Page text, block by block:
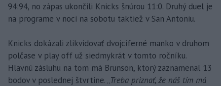
94:94, no zápas ukončili Knicks šnúrou 11:0. Druhý duel je
na programe v noci na sobotu taktiež v San Antoniu.
Knicks dokázali zlikvidovať dvojciferné manko v druhom
polčase v play off už siedmykrát v tomto ročníku.
Hlavnú zásluhu na tom má Brunson, ktorý zaznamenal 13
bodov v poslednej štvrtine. „Treba priznať, že náš tím má